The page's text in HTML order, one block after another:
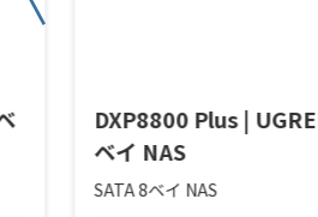
DXP8800 Plus |
ベイ NAS
SATA 8ベイ NAS